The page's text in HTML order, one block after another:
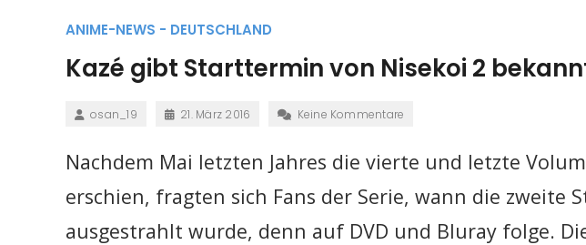
ANIME-NEWS - DEUTSCHLAND
Kazé gibt Starttermin von Nisekoi 2
osan_19 21. März 2016 Keine Kommentare
Nachdem Mai letzten Jahres die vierte und letzte
erschien, fragten sich Fans der Serie, wann die zweite
ausgestrahlt wurde, denn auf DVD und Bluray folge.